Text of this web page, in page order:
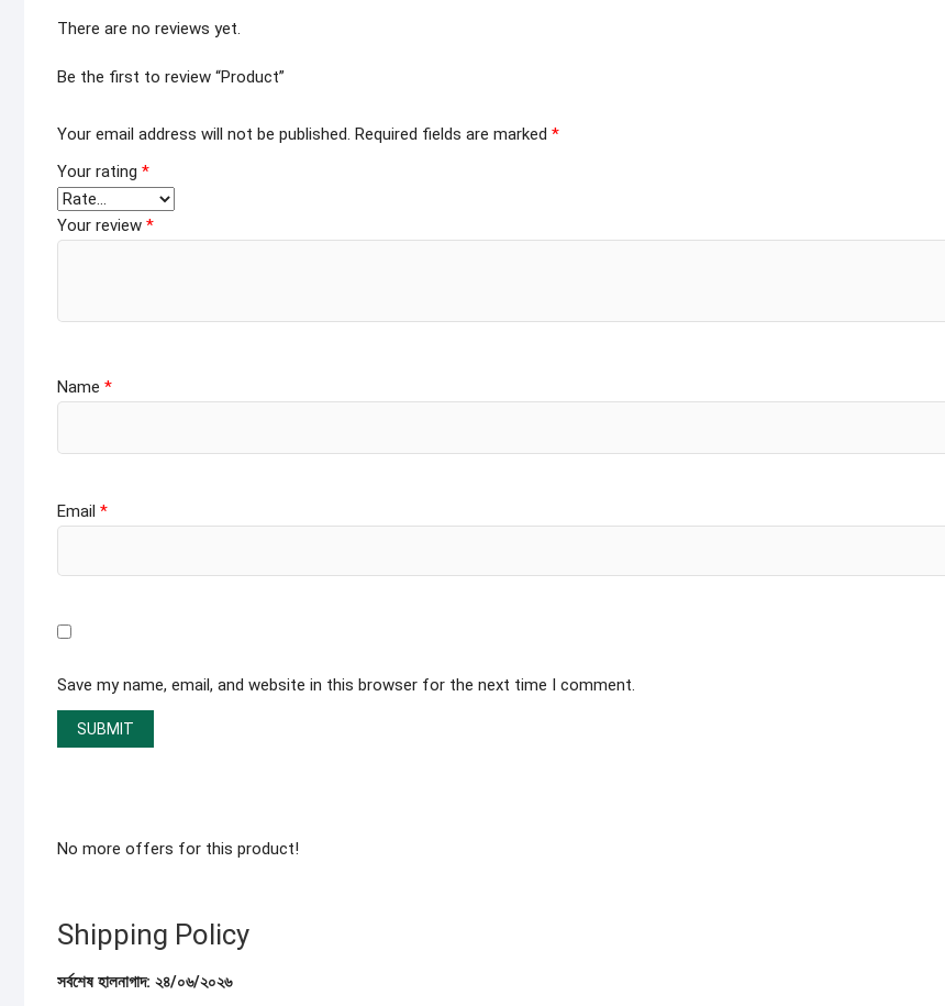
There are no reviews yet.
Be the first to review “Product”
Your email address will not be published. Required fields are marked *
Your rating *
Your review *
Name *
Email *
Save my name, email, and website in this browser for the next time I comment.
No more offers for this product!
Shipping Policy
সর্বশেষহালনাগাদ: ২৪/০৬/২০২৬